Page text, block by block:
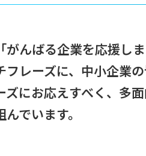
「がんばる企業を応援し
フレーズに、中小企業
ズにお応えすべく、多
んでいます。